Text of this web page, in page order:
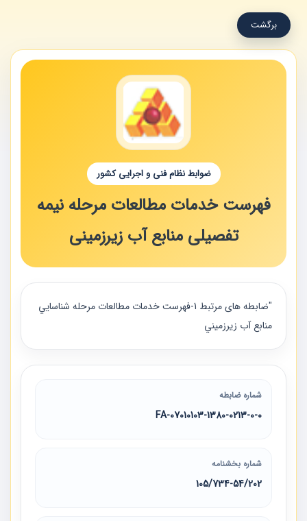
برگشت
ضوابط نظام فنی و اجرایی کشور
فهرست خدمات مطالعات مرحله نیمه
تفصیلی منابع آب زیرزمینی
"ضابطه های مرتبط 1-فهرست خدمات مطالعات مرحله شناسايي
منابع آب زيرزميني
شماره ضابطه
07010103-1380-0213-0-0-FA
شماره بخشنامه
105/734-54/202